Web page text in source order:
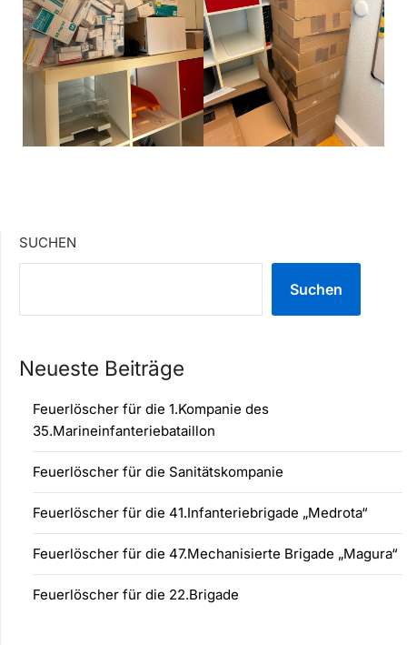
SUCHEN
Suchen
Neueste Beiträge
Feuerlöscher für die 1.Kompanie des
35.Marineinfanteriebataillon
Feuerlöscher für die Sanitätskompanie
Feuerlöscher für die 41.Infanteriebrigade „Medrota“
Feuerlöscher für die 47.Mechanisierte Brigade „Magura“
Feuerlöscher für die 22.Brigade